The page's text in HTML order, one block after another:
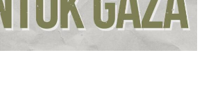
Nurul Izzah Bercuti Sementara
Jawatan Timbalan Presiden PKR,